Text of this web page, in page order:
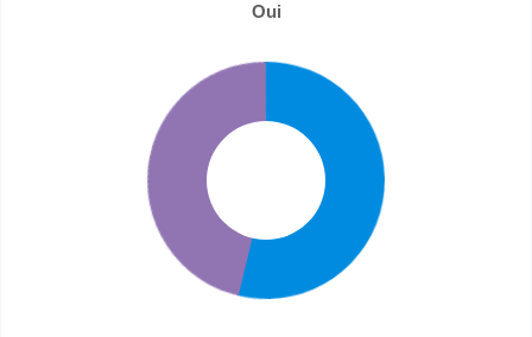
Oui